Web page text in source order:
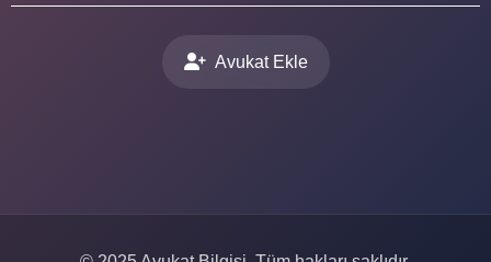
Avukat Ekle